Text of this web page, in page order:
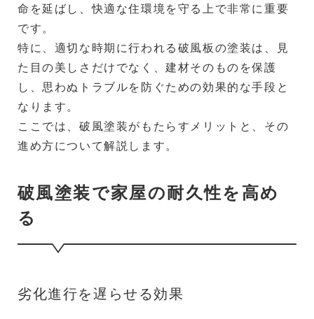
命を延ばし、快適な住環境を守る上で非常に重要
です。
特に、適切な時期に行われる破風板の塗装は、見
た目の美しさだけでなく、建材そのものを保護
し、思わぬトラブルを防ぐための効果的な手段と
なります。
ここでは、破風塗装がもたらすメリットと、その
進め方について解説します。
破風塗装で家屋の耐久性を高め
る
劣化進行を遅らせる効果